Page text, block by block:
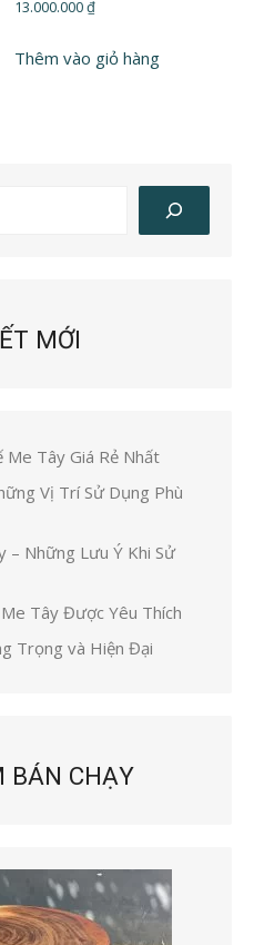
13.000.000₫
Thêm vào giỏ hàng
MỚI
Me Tây Giá Rẻ Nhất
Vị Trí Sử Dụng Phù
– Những Lưu Ý Khi Sử
Tây Được Yêu Thích
Trọng và Hiện Đại
BÁN CHẠY